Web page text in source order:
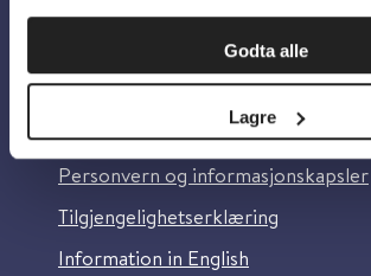
Godta alle
Lagre
Om Helsebiblioteket
Personvern og informasjonskapsler
Tilgjengelighetserklæring
Information in English